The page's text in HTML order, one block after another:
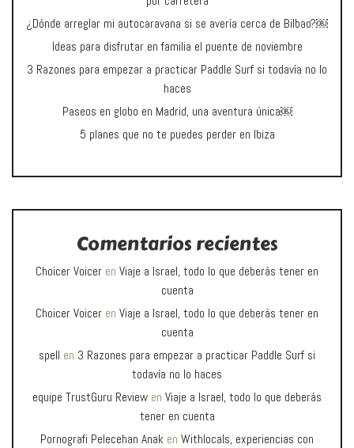
¿Dónde arreglar mi autocaravana si se avería cerca de Bilbao?￼
Ideas para disfrutar en familia el puente de noviembre
3 Razones para empezar a practicar Paddle Surf si todavía no lo
haces
Paseos en globo en Madrid, una aventura única￼
5 planes que no te puedes perder en Ibiza
Comentarios recientes
Choicer Voicer en Viaje a Israel, todo lo que deberás tener en
cuenta
Choicer Voicer en Viaje a Israel, todo lo que deberás tener en
cuenta
spell en 3 Razones para empezar a practicar Paddle Surf si
todavía no lo haces
equipe TrustGuru Review en Viaje a Israel, todo lo que deberás
tener en cuenta
Pornografi Pelecehan Anak en Withlocals, experiencias con